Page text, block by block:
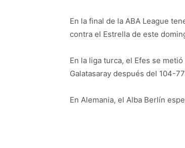
En la final de la ABA League
contra el Estrella de este
En la liga turca, el Efes se
Galatasaray después del 104-
En Alemania, el Alba Berlín